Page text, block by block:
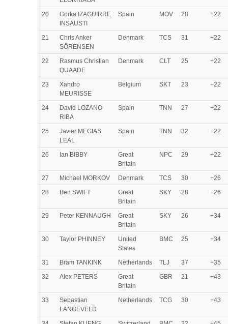
20
Gorka IZAGUIRRE
INSAUSTI
Spain MOV 28 +22
21
Chris Anker
SÖRENSEN
Denmark TCS 31 +22
22
Rasmus Christian
QUAADE
Denmark CLT 25 +22
23
Xandro
MEURISSE
Belgium SKT 23 +22
24
David LOZANO
RIBA
Spain TNN 27 +22
25
Javier MEGIAS
LEAL
Spain TNN 32 +22
26 Ian BIBBY
Great
Britain
NPC 29 +22
27 Michael MORKOV Denmark TCS 30
+26
28
Ben SWIFT
Great
Britain
SKY 28 +26
29 Peter KENNAUGH
Great
Britain
SKY 26 +34
30 Taylor PHINNEY
United
States
BMC 25 +34
31 Bram TANKINK Netherlands TLJ 37
+35
32
Alex PETERS
Great
Britain
GBR 21 +43
33
Sebastian
LANGEVELD
Netherlands TCG 30 +43